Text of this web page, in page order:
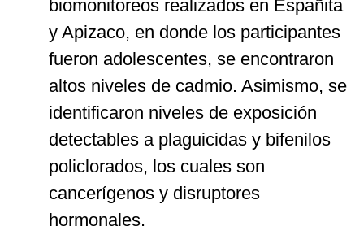
biomonitoreos realizados en Españita
y Apizaco, en donde los participantes
fueron adolescentes, se encontraron
altos niveles de cadmio. Asimismo, se
identificaron niveles de exposición
detectables a plaguicidas y bifenilos
policlorados, los cuales son
cancerígenos y disruptores
hormonales.